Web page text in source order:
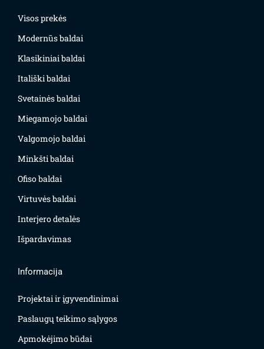
Visos prekės
Modernūs baldai
Klasikiniai baldai
Itališki baldai
Svetainės baldai
Miegamojo baldai
Valgomojo baldai
Minkšti baldai
Ofiso baldai
Virtuvės baldai
Interjero detalės
Išpardavimas
Informacija
Projektai ir įgyvendinimai
Paslaugų teikimo sąlygos
Apmokėjimo būdai